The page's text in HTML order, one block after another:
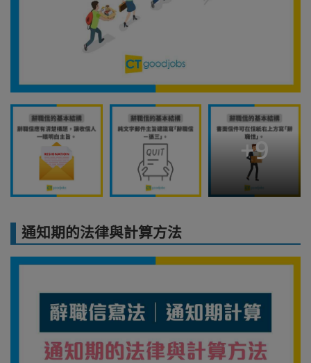
+9
通知期的法律與計算方法